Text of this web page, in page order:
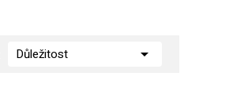
Důležitost 